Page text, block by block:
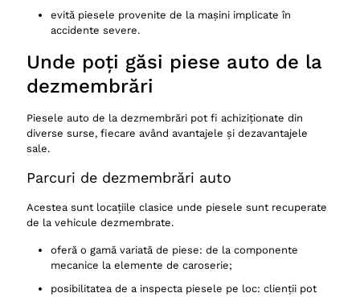
evită piesele provenite de la mașini implicate în
accidente severe.
Unde poți găsi piese auto de la
dezmembrări
Piesele auto de la dezmembrări pot fi achiziționate din
diverse surse, fiecare având avantajele și dezavantajele
sale.
Parcuri de dezmembrări auto
Acestea sunt locațiile clasice unde piesele sunt recuperate
de la vehicule dezmembrate.
oferă o gamă variată de piese: de la componente
mecanice la elemente de caroserie;
posibilitatea de a inspecta piesele pe loc: clienții pot